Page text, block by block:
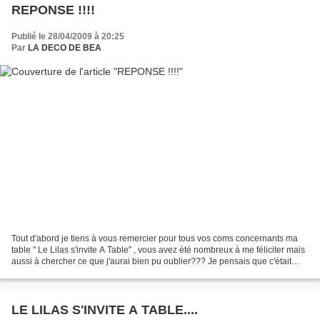
REPONSE !!!!
Publié le 28/04/2009 à 20:25
Par LA DECO DE BEA
Tout d'abord je tiens à vous remercier pour tous vos coms concernants ma
table " Le Lilas s'invite A Table" , vous avez été nombreux à me féliciter mais
aussi à chercher ce que j'aurai bien pu oublier??? Je pensais que c'était
LE LILAS S'INVITE A TABLE....